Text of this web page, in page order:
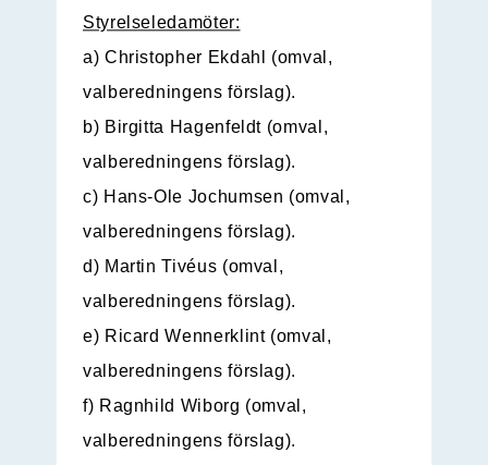
Styrelseledamöter:
a) Christopher Ekdahl (omval,
valberedningens förslag).
b) Birgitta Hagenfeldt (omval,
valberedningens förslag).
c) Hans-Ole Jochumsen (omval,
valberedningens förslag).
d) Martin Tivéus (omval,
valberedningens förslag).
e) Ricard Wennerklint (omval,
valberedningens förslag).
f) Ragnhild Wiborg (omval,
valberedningens förslag).